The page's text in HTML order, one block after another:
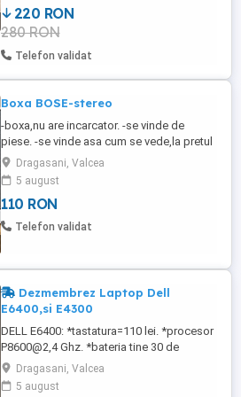
asculta muzica prin intrare de AUX. -are 2
intrari de AUX. -toate cele 5 difuzoare,in
stare perfecta! -are 2 difuzoare de medii ...
220 RON
280 RON
Telefon validat
Boxa BOSE-stereo
-boxa,nu are incarcator. -se vinde de
piese. -se vinde asa cum se vede,la pretul
din anunt. -prefer predare personala dar
trimit si in tara.
Dragasani, Valcea
5 august
110 RON
Telefon validat
Dezmembrez Laptop Dell
E6400,si E4300
DELL E6400: *tastatura=110 lei. *procesor
P8600@2,4 Ghz. *bateria tine 30 de
minute. *display=110 lei. *este perfect
functional. *spuneti ce altceva mai aveti
Dragasani, Valcea
5 august